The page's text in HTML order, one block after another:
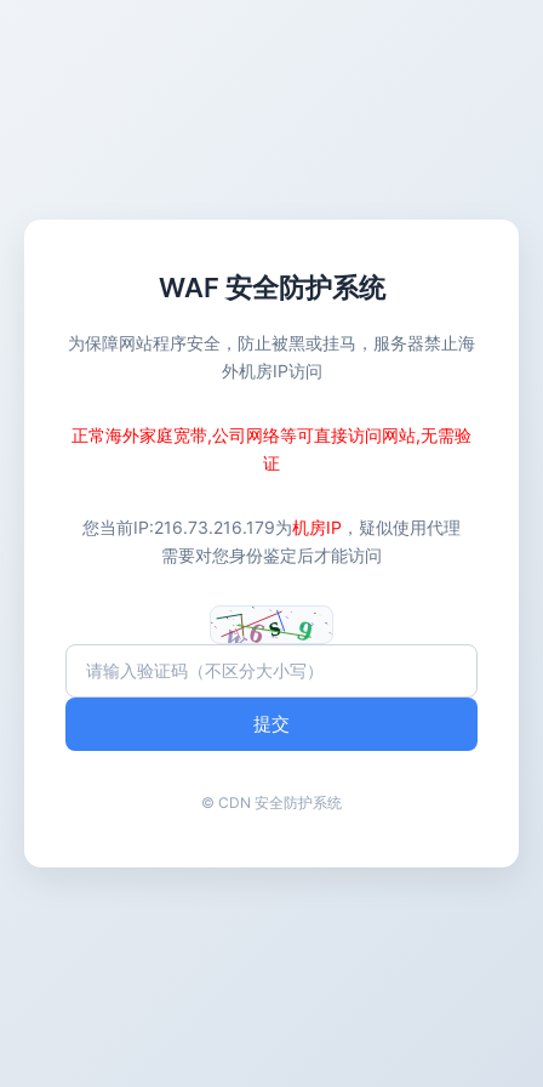
WAF 安全防护系统
为保障网站程序安全，防止被黑或挂马，服务器禁止海
外机房IP访问
正常海外家庭宽带,公司网络等可直接访问网站,无需验
证
您当前IP:216.73.216.179为机房IP ，疑似使用代理
需要对您身份鉴定后才能访问
提交
© CDN 安全防护系统